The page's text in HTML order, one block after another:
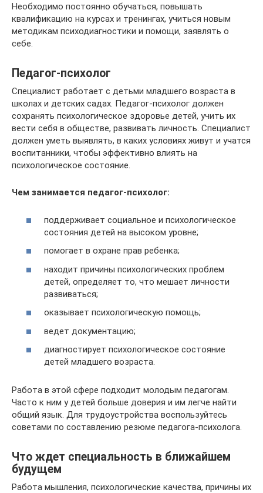
Необходимо постоянно обучаться, повышать
квалификацию на курсах и тренингах, учиться новым
методикам психодиагностики и помощи, заявлять о
себе.
Педагог-психолог
Специалист работает с детьми младшего возраста в
школах и детских садах. Педагог-психолог должен
сохранять психологическое здоровье детей, учить их
вести себя в обществе, развивать личность. Специалист
должен уметь выявлять, в каких условиях живут и учатся
воспитанники, чтобы эффективно влиять на
психологическое состояние.
Чем занимается педагог-психолог:
поддерживает социальное и психологическое
состояния детей на высоком уровне;
помогает в охране прав ребенка;
находит причины психологических проблем
детей, определяет то, что мешает личности
развиваться;
оказывает психологическую помощь;
ведет документацию;
диагностирует психологическое состояние
детей младшего возраста.
Работа в этой сфере подходит молодым педагогам.
Часто к ним у детей больше доверия и им легче найти
общий язык. Для трудоустройства воспользуйтесь
советами по составлению резюме педагога-психолога.
Что ждет специальность в ближайшем
будущем
Работа мышления, психологические качества, причины их